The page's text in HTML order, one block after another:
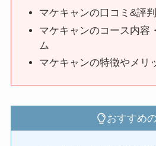
マケキャンの口コミ&評判
マケキャンのコース内容
ム
マケキャンの特徴やメリ
おすすめ